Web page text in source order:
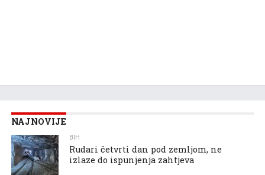
NAJNOVIJE
BIH
Rudari četvrti dan pod zemljom, ne
izlaze do ispunjenja zahtjeva